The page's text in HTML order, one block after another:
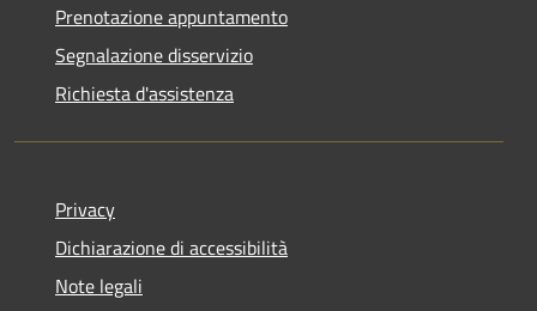
Prenotazione appuntamento
Segnalazione disservizio
Richiesta d'assistenza
Privacy
Dichiarazione di accessibilità
Note legali